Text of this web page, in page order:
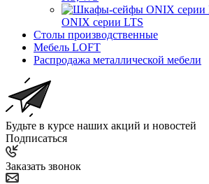
ONIX серии LTS
Столы производственные
Мебель LOFT
Распродажа металлической мебели
Будьте в курсе наших акций и новостей
Подписаться
Заказать звонок